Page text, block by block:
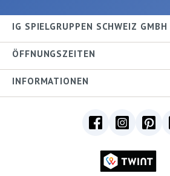
IG SPIELGRUPPEN SCHWEIZ GMBH
ÖFFNUNGSZEITEN
INFORMATIONEN